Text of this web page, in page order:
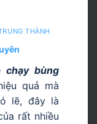
THÀNH
chạy bùng
quả mà
lẽ, đây là
rất nhiều